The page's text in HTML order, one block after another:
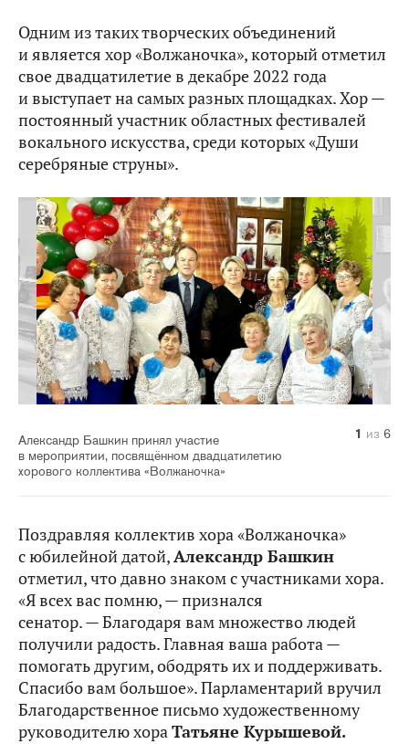
Одним из таких творческих объединений
и является хор «Волжаночка», который отметил
свое двадцатилетие в декабре 2022 года
и выступает на самых разных площадках. Хор —
постоянный участник областных фестивалей
вокального искусства, среди которых «Души
серебряные струны».
Александр Башкин принял участие
в мероприятии, посвящённом двадцатилетию
хорового коллектива «Волжаночка»
1 из 6
2 из 6
3 из 6
4 из 6
5 из 6
6 из 6
Поздравляя коллектив хора «Волжаночка»
с юбилейной датой,Александр Башкин
отметил, что давно знаком с участниками хора.
«Я всех вас помню, — признался
сенатор. — Благодаря вам множество людей
получили радость. Главная ваша работа —
помогать другим, ободрять их и поддерживать.
Спасибо вам большое». Парламентарий вручил
Благодарственное письмо художественному
руководителю хораТатьяне Курышевой.